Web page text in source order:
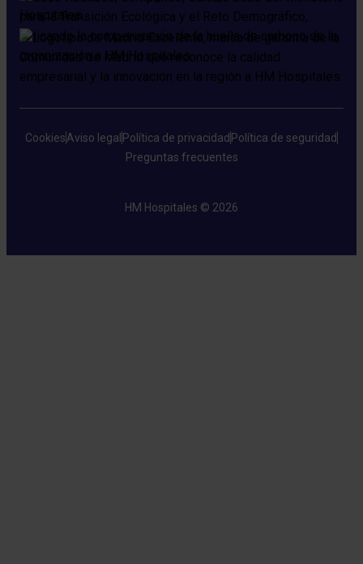
CookiesAviso legal Política de privacidad Política de seguridad
Preguntas frecuentes
HM Hospitales © 2026